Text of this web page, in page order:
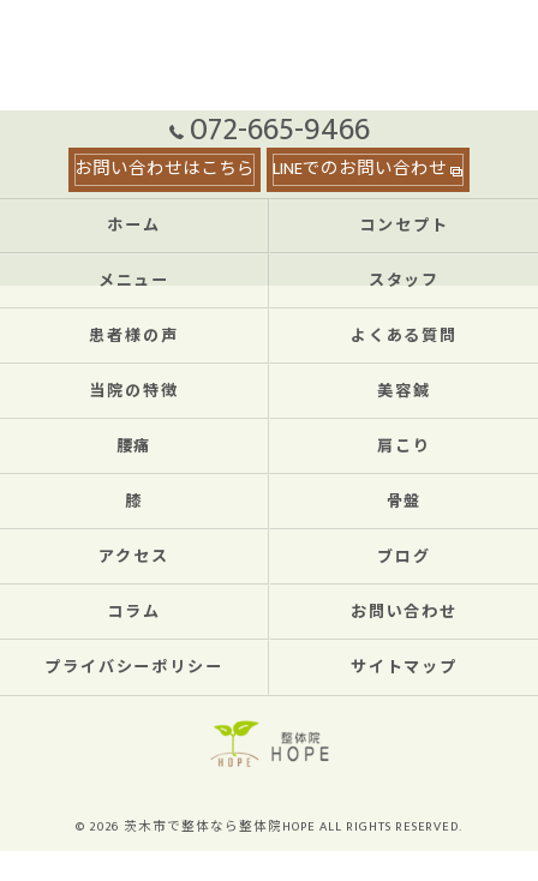
072-665-9466
お問い合わせはこちら LINEでのお問い合わせ
ホーム コンセプト
メニュー スタッフ
患者様の声 よくある質問
当院の特徴 美容鍼
腰痛 肩こり
膝 骨盤
アクセス ブログ
コラム お問い合わせ
プライバシーポリシー サイトマップ
© 2026 茨木市で整体なら整体院HOPE ALL RIGHTS RESERVED.